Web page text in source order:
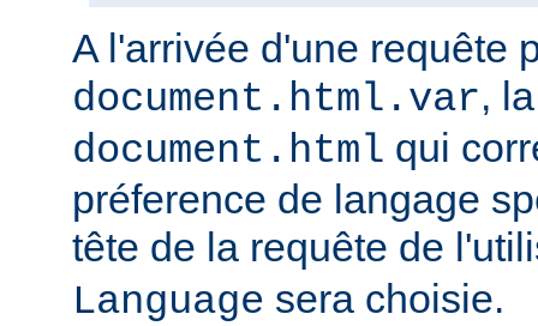
A l'arrivée d'une requête
document.html.var,
document.html qui
préference de langage
tête de la requête de
Language sera choisie.